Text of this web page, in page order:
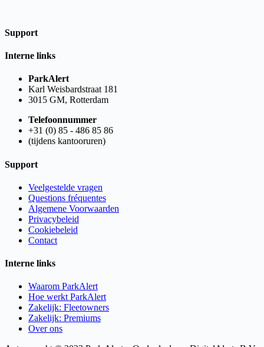
Support
Interne links
ParkAlert
Karl Weisbardstraat 181
3015 GM, Rotterdam
Telefoonnummer
+31 (0) 85 - 486 85 86
(tijdens kantooruren)
Support
Veelgestelde vragen
Questions fréquentes
Algemene Voorwaarden
Privacybeleid
Cookiebeleid
Contact
Interne links
Waarom ParkAlert
Hoe werkt ParkAlert
Zakelijk: Fleetowners
Zakelijk: Premiums
Over ons